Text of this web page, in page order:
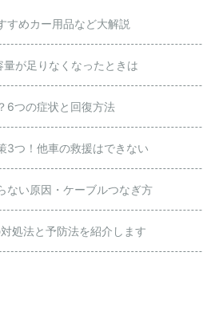
すめカー用品など大解説
が足りなくなったときは
6つの症状と回復方法
3つ！他車の救援はできない
ない原因・ケーブルつなぎ方
処法と予防法を紹介します